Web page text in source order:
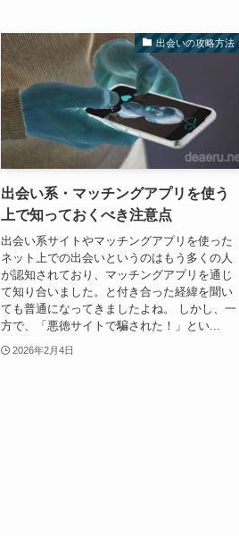
出会いの攻略方法
出会い系・マッチングアプリを使う
上で知っておくべき注意点
出会い系サイトやマッチングアプリを使った
ネット上での出会いというのはもう多くの人
が認知されており、マッチングアプリを通じ
て知り合いました。と付き合った経緯を聞い
ても普通になってきましたよね。 しかし、一
方で、「悪徳サイトで騙された！」とい...
2026年2月4日